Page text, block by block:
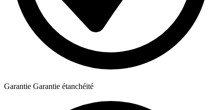
Garantie Garantie étanchéité